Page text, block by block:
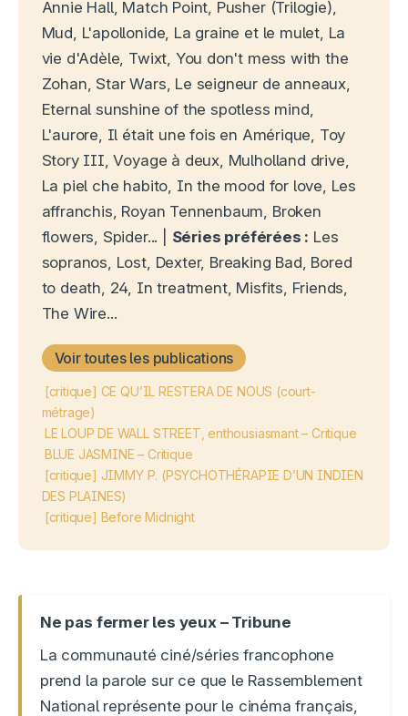
Annie Hall, Match Point, Pusher (Trilogie),
Mud, L'apollonide, La graine et le mulet, La
vie d'Adèle, Twixt, You don't mess with the
Zohan, Star Wars, Le seigneur de anneaux,
Eternal sunshine of the spotless mind,
L'aurore, Il était une fois en Amérique, Toy
Story III, Voyage à deux, Mulholland drive,
La piel che habito, In the mood for love, Les
affranchis, Royan Tennenbaum, Broken
flowers, Spider... | Séries préférées : Les
sopranos, Lost, Dexter, Breaking Bad, Bored
to death, 24, In treatment, Misfits, Friends,
The Wire...
Voir toutes les publications
[critique] CE QU’IL RESTERA DE NOUS (court-
métrage)
LE LOUP DE WALL STREET, enthousiasmant – Critique
BLUE JASMINE – Critique
[critique] JIMMY P. (PSYCHOTHÉRAPIE D’UN INDIEN
DES PLAINES)
[critique] Before Midnight
Ne pas fermer les yeux – Tribune
La communauté ciné/séries francophone
prend la parole sur ce que le Rassemblement
National représente pour le cinéma français,